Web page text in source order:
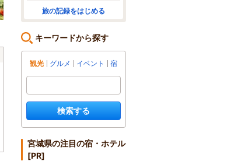
旅の記録をはじめる
キーワードから探す
観光 グルメ イベント 宿
検索する
宮城県の注目の宿・ホテル
[PR]